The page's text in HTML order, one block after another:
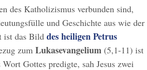
des Katholizismus verbunden sind,
und Geschichte aus wie der
ist das Bild des heiligen Petrus
zum Lukasevangelium (5,1-11) ist
Gottes predigte, sah Jesus zwei